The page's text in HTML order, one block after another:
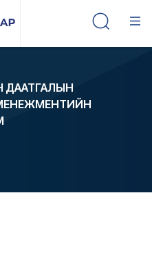
ДААТГАЛЫН